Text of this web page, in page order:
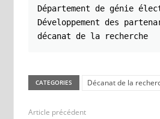
Département de génie
Développement des
décanat de la recherche
CATEGORIES Décanat de la
Article précédent